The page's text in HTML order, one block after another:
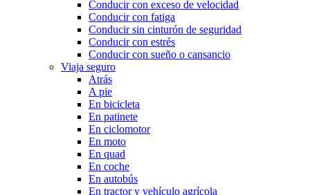
Conducir con exceso de velocidad
Conducir con fatiga
Conducir sin cinturón de seguridad
Conducir con estrés
Conducir con sueño o cansancio
Viaja seguro
Atrás
A pie
En bicicleta
En patinete
En ciclomotor
En moto
En quad
En coche
En autobús
En tractor y vehículo agrícola